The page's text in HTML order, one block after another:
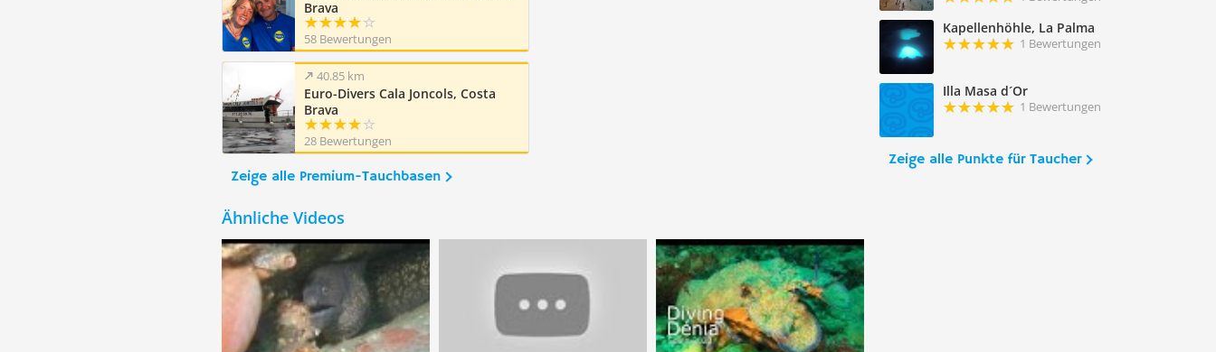
Kapellenhöhle, La Palma
1 Bewertungen
Illa Masa d´Or
1 Bewertungen
Zeige alle Punkte für Taucher
Brava
58 Bewertungen
40.85 km
Euro-Divers Cala Joncols, Costa
Brava
28 Bewertungen
Zeige alle Premium-Tauchbasen
Ähnliche Videos